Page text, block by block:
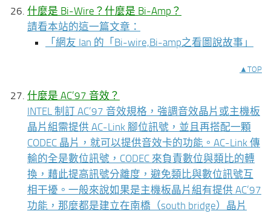
什麼是 Bi-Wire？什麼是 Bi-Amp？
請看本站的這一篇文章：
「 網友 Ian 的「Bi-wire,Bi-amp之看圖說故事」
▲TOP
什麼是 AC’97 音效？
INTEL 制訂 AC’97 音效規格，強調音效晶片或主機板
晶片組需提供 AC-Link 腳位訊號，並且再搭配一顆
CODEC 晶片，就可以提供音效卡的功能。AC-Link 傳
輸的全是數位訊號，CODEC 來負責數位與類比的轉
換，藉此提高訊號分離度，避免類比與數位訊號互
相干擾。一般來說如果是主機板晶片組有提供 AC’97
功能，那麼都是建立在南橋（south bridge）晶片